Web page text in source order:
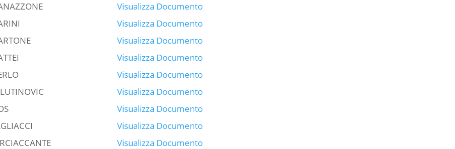
Visualizza Documento
Visualizza Documento
Visualizza Documento
Visualizza Documento
Visualizza Documento
Visualizza Documento
Visualizza Documento
Visualizza Documento
Visualizza Documento